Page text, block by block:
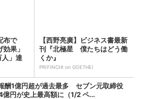
布で
効果」
」達
【西野亮廣】ビジネス書最新
刊『北極星 僕たちはどう働
くか』
PR(FINCHI on GOETHE)
酬1億円超が過去最多 セブン元取締役
億円が史上最高額に（1/2 ペ...